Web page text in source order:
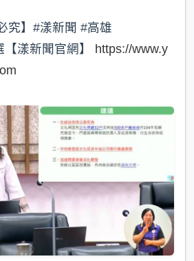
究】#漾新聞 #高雄
漾新聞官網】 https://www.y